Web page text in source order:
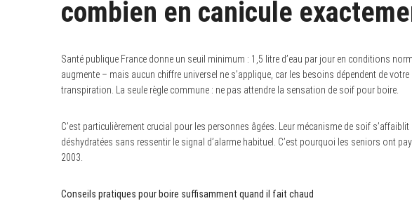
combien en canicule
Santé publique France donne un seuil minimum : 1,5 litre d’eau par jour en conditions
augmente – mais aucun chiffre universel ne s’applique, car les besoins dépendent de
transpiration. La seule règle commune : ne pas attendre la sensation de soif pour boire.
C’est particulièrement crucial pour les personnes âgées. Leur mécanisme de soif s’affaiblit
déshydratées sans ressentir le signal d’alarme habituel. C’est pourquoi les seniors ont
2003.
Conseils pratiques pour boire suffisamment quand il fait chaud
e
a
o
r